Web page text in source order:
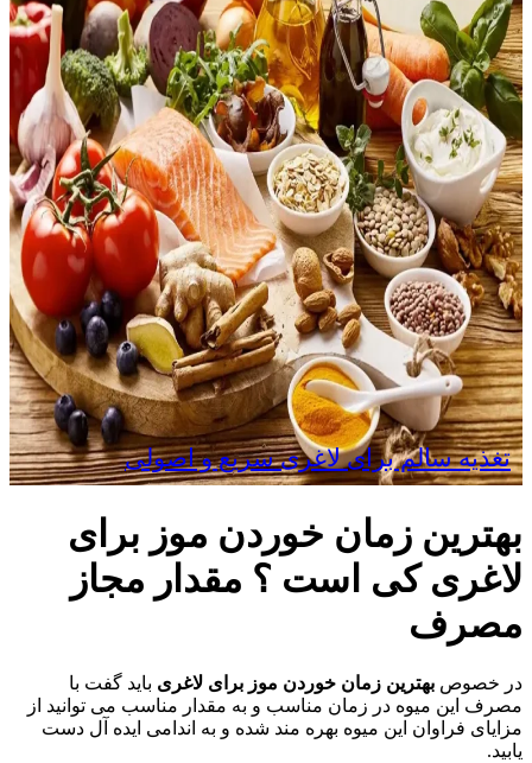
تغذیه سالم برای لاغری سریع و اصولی
بهترین زمان خوردن موز برای
لاغری کی است ؟ مقدار مجاز
مصرف
در خصوص بهترین زمان خوردن موز برای لاغری باید گفت با
مصرف این میوه در زمان مناسب و به مقدار مناسب می توانید از
مزایای فراوان این میوه بهره مند شده و به اندامی ایده آل دست
یابید.